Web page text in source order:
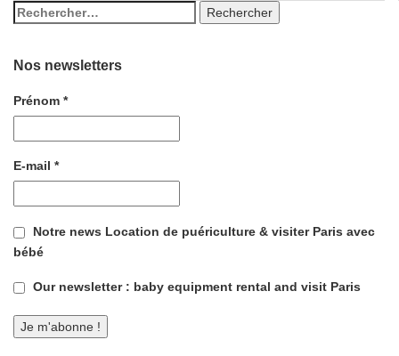
Nos newsletters
Prénom *
E-mail *
Notre news Location de puériculture & visiter Paris avec
bébé
Our newsletter : baby equipment rental and visit Paris